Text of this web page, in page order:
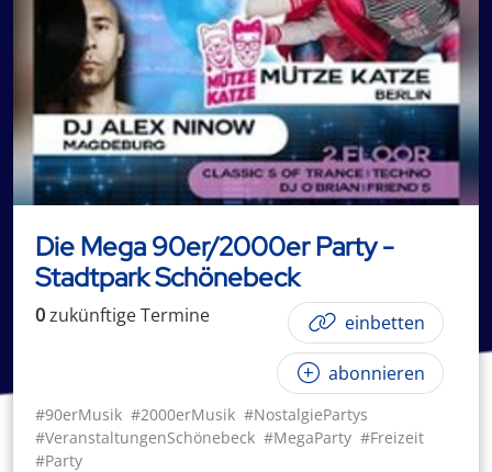
Die Mega 90er/2000er Party -
Stadtpark Schönebeck
0zukünftigeTermine einbetten
abonnieren
#90erMusik #2000erMusik #NostalgiePartys
#VeranstaltungenSchönebeck #MegaParty #Freizeit
#Party